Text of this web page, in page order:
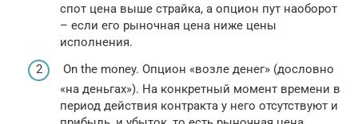
спот цена выше страйка, а опцион пут наоборот
– если его рыночная цена ниже цены
исполнения.
On the money. Опцион «возле денег» (дословно
«на деньгах»). На конкретный момент времени в
период действия контракта у него отсутствуют и